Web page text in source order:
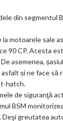
din segmentul
motoarele sale
90 CP. Acesta
asemenea,
și ne face să
hatch.
de siguranţă
BSM
greutatea